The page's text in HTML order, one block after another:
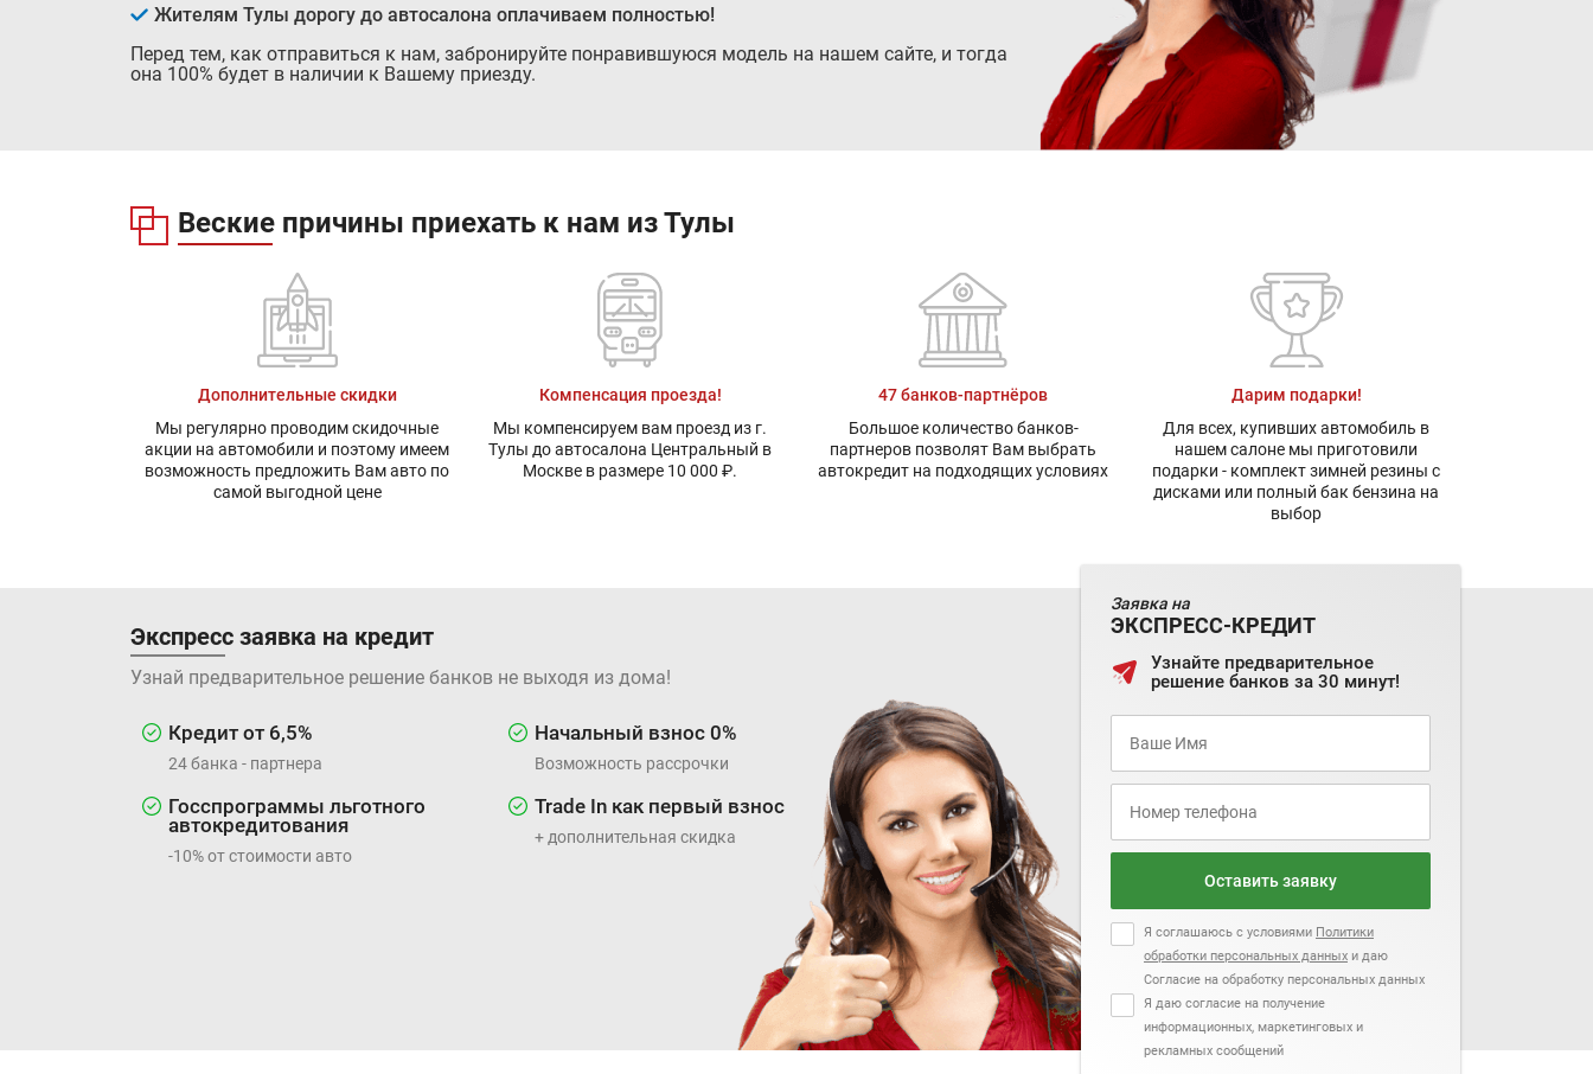
Жителям Тулы дорогу до автосалона оплачиваем полностью!
Перед тем, как отправиться к нам, забронируйте понравившуюся модель на нашем сайте, и тогда
она 100% будет в наличии к Вашему приезду.
Веские причины приехать к нам из Тулы
Дополнительные скидки
Мы регулярно проводим скидочные
акции на автомобили и поэтому имеем
возможность предложить Вам авто по
самой выгодной цене
Компенсация проезда!
Мы компенсируем вам проезд из г.
Тулы до автосалона Центральный в
Москве в размере 10 000 ₽.
47 банков-партнёров
Большое количество банков-
партнеров позволят Вам выбрать
автокредит на подходящих условиях
Дарим подарки!
Для всех, купивших автомобиль в
нашем салоне мы приготовили
подарки - комплект зимней резины с
дисками или полный бак бензина на
выбор
Экспресс заявка на кредит
Узнай предварительное решение банков не выходя из дома!
Кредит от 6,5%
24 банка - партнера
Начальный взнос 0%
Возможность рассрочки
Госспрограммы льготного
автокредитования
-10% от стоимости авто
Trade In как первый взнос
+ дополнительная скидка
Заявка на
ЭКСПРЕСС-КРЕДИТ
Узнайте предварительное
решение банков за 30 минут!
Оставить заявку
Я соглашаюсь с условиями Политики
обработки персональных данных и даю
Согласие на обработку персональных данных
Я даю согласие на получение
информационных, маркетинговых и
рекламных сообщений